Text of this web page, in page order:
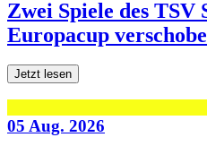
Zwei Spiele des TSV
Europacup
Jetzt lesen
05 Aug. 2026